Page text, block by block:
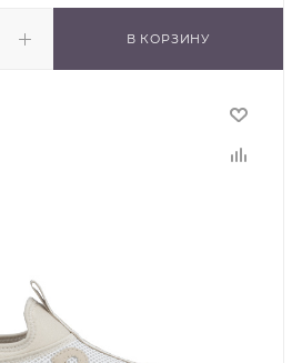
В КОРЗИНУ